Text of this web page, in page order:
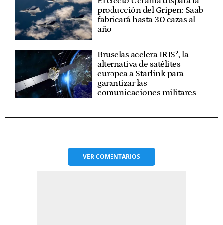
producción del Gripen: Saab
fabricará hasta 30 cazas al
año
Bruselas acelera IRIS², la
alternativa de satélites
europea a Starlink para
garantizar las
comunicaciones militares
VERCOMENTARIOS